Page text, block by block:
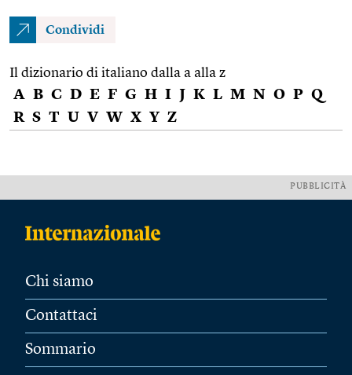
Condividi
Il dizionario di italiano dalla a alla z
A B C D E F G H I J K L M N O P Q
R S T U V W X Y Z
PUBBLICITÀ
Chi siamo
Contattaci
Sommario